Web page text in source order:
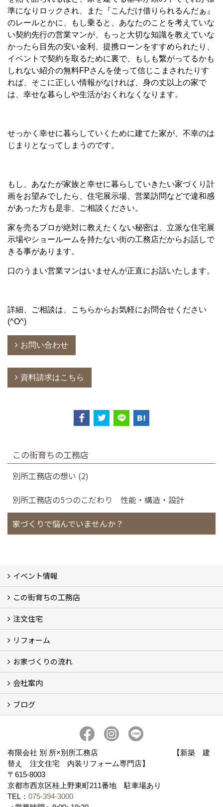
準になりロックされ、また『こんだけ借りられるんだぁ』
のレールとかに、もし乗ると、あなたのことを考えていな
い契約先行の営業マンが、もっと大切な知識を教えていな
かったら目先の安い金利、提携ローンをすすめられたり、
イベントで契約を取るために裏で、もしも繋がってるかも
しれない紹介の無料FPさんを使って信じこまされたりす
れば、そこに正しい情報がなければ、身の丈以上の家で
は、幸せな暮らしや生活がおくれなくなります。
せっかく幸せに暮らしていくために建てた家が、不幸のは
じまりとなってしまうのです。
もし、あなたが家族と幸せに暮らしていきたい家づくり計
画をお望みでしたら、住宅展示場、営業訪問などで違和感
があった方も是非、ご相談ください。
家を売るプロが絶対に教えたくない秘密は、立派な住宅展
示場やショールームを持たない街の工務店だからお話しで
きる事があります。
口のうまい営業マンはいませんが正直にお話いたします。
詳細、ご相談は、こちらからお気軽にお問合せください
(^O^)
お問い合わせ
資料請求はこちら
この街育ちの工務店
別所工務店の想い (2)
別所工務店の5つのこだわり 性能・構造・設計
家づくりで悩んでいませんか？
イベント情報
イベント予告
イベント報告
この街育ちの工務店
別所工務店の想い (2)
別所工務店の5つのこだわり 性能・構造・設計
家づくりで悩んでいませんか？
注文住宅
注文住宅施工事例
性能・構造・設計
現場レポート
リフォーム
リフォーム施工事例
現場レポート
お客様の声
お家づくりの流れ
お家づくりの流れ
京都の土地の探し方
会社案内
会社概要
アクセス
スタッフ紹介
スタッフブログ
ブログ
有限会社 別 所×別所工務店 【新築 建
替え 注文住宅 内装リフォーム専門店】
〒615-8003
京都市西京区桂上野東町211番地 駐車場あり
TEL： 075-394-3000